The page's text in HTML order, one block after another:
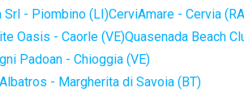
Srl - Piombino (LI)CerviAmare - Cervia
Oasis - Caorle (VE)Quasenada Beach
Padoan - Chioggia (VE)
- Margherita di Savoia (BT)